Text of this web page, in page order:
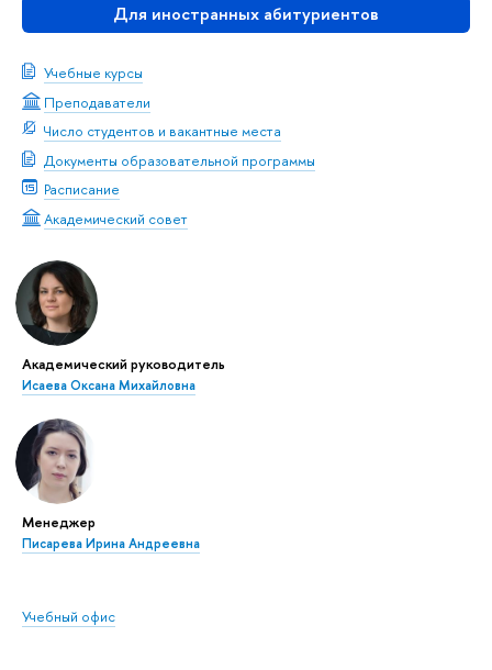
Для иностранных абитуриентов
Учебные курсы
Преподаватели
Число студентов и вакантные места
Документы образовательной программы
Расписание
Академический совет
Академический руководитель
Исаева Оксана Михайловна
Менеджер
Писарева Ирина Андреевна
Учебный офис